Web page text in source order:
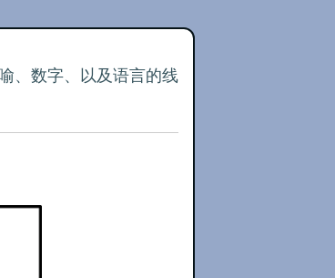
、数字、以及语言的线